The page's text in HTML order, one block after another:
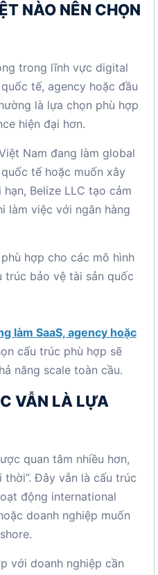
NÀO NÊN CHỌN
trong lĩnh vực digital
tế, agency hoặc đầu
là lựa chọn phù hợp
hiện đại hơn.
Nam đang làm global
tế hoặc muốn xây
Belize LLC tạo cảm
làm việc với ngân hàng
hợp cho các mô hình
bảo vệ tài sản quốc
làm SaaS, agency hoặc
cấu trúc phù hợp sẽ
năng scale toàn cầu.
VẪN LÀ LỰA
quan tâm nhiều hơn,
thời”. Đây vẫn là cấu trúc
động international
doanh nghiệp muốn
với doanh nghiệp cần